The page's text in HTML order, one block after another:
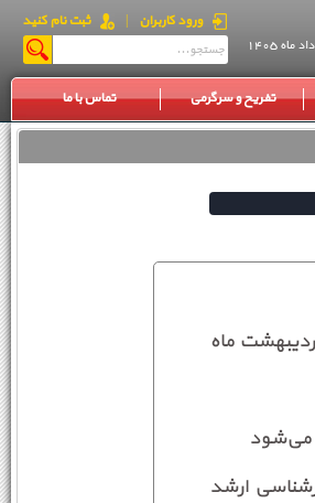
ورود کاربران | ثبت نام کنید
تفریح و سرگرمی تماس با ما
آزمون کارشناسی ارشد ناپیوسته سال ۹۴ در روز دوشنبه ۲۱ اردیبهشت ماه
ارشد